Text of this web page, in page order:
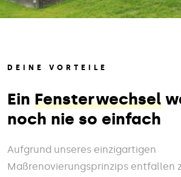
DEINE VORTEILE
Ein Fensterwechsel
noch nie so einfach
Aufgrund unseres einzigartigen
Maßrenovierungsprinzips entfallen